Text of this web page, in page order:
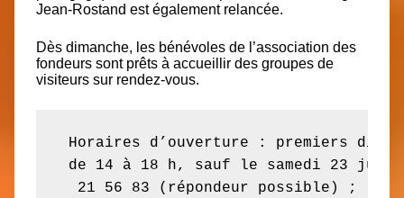
Jean-Rostand est également relancée.
Dès dimanche, les bénévoles de l’association des
fondeurs sont prêts à accueillir des groupes de
visiteurs sur rendez-vous.
Horaires d’ouverture : premiers
de 14 à 18 h, sauf le samedi 23
21 56 83 (répondeur possible) ; le